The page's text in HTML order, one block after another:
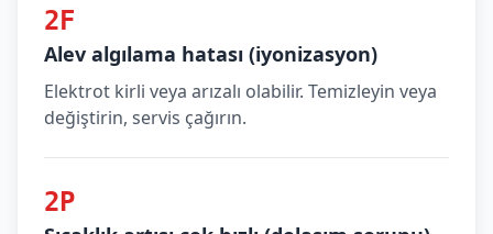
2F
Alev algılama hatası (iyonizasyon)
Elektrot kirli veya arızalı olabilir. Temizleyin veya
değiştirin, servis çağırın.
2P